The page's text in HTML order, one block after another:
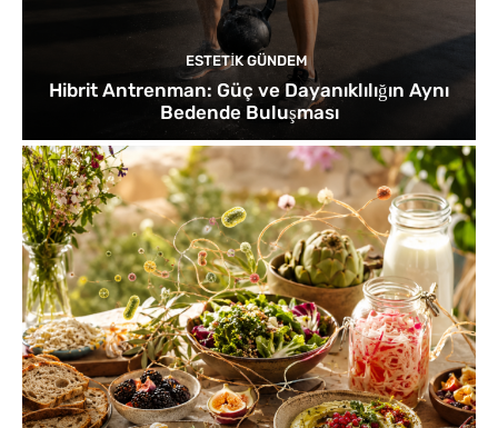
ESTETIK GÜNDEM
Hibrit Antrenman: Güç ve Dayanıklılığın Aynı
Bedende Buluşması